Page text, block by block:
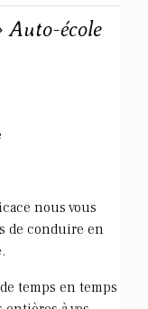
Auto-école
nous vous
de conduire en
temps en temps